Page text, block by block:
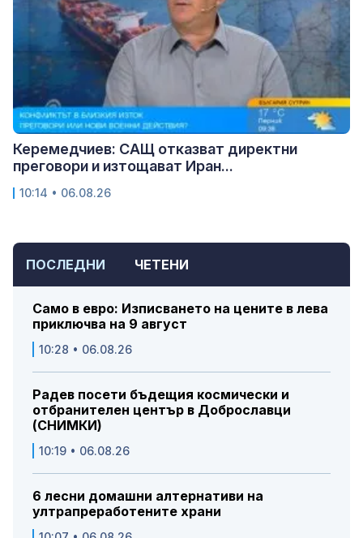
ПОСЛЕДНИ ЧЕТЕНИ
Само в евро: Изписването на цените в лева
приключва на 9 август
10:28 • 06.08.26
Радев посети бъдещия космически и
отбранителен център в Доброславци
(СНИМКИ)
10:19 • 06.08.26
6 лесни домашни алтернативи на
ултрапреработените храни
Керемедчиев: САЩ отказват директни
преговори и изтощават Иран...
10:14 • 06.08.26